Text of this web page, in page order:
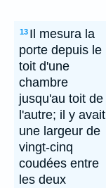
13 Il mesura la
porte depuis le
toit d'une
chambre
jusqu'au toit de
l'autre; il y avait
une largeur de
vingt-cinq
coudées entre
les deux